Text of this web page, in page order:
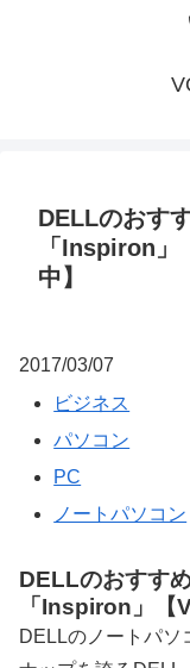
DELLのおす
「Inspiron」
中】
2017/03/07
ビジネス
パソコン
PC
ノートパソコン
DELLのおすす
「Inspiron」【
DELLのノートパソ